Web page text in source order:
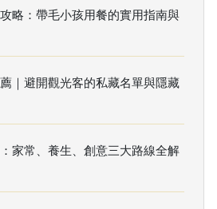
略：帶毛小孩用餐的實用指南與
｜避開觀光客的私藏名單與隱藏
家常、養生、創意三大路線全解